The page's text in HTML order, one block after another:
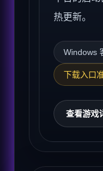
热更新。
Windows
下载入口
查看游戏